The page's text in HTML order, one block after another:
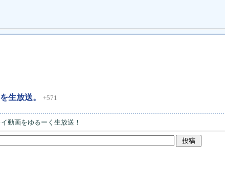
生放送。
+571
動画をゆるーく生放送！